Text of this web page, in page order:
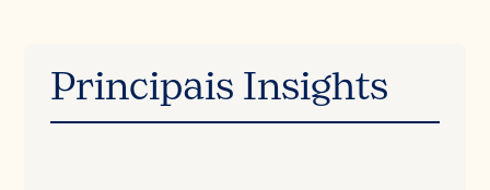
Principais Insights